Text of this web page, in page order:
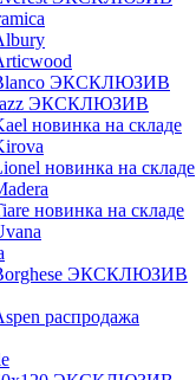
ЭКСКЛЮЗИВ
ЭКСКЛЮЗИВ
новинка на складе
новинка на складе
новинка на складе
ЭКСКЛЮЗИВ
распродажа